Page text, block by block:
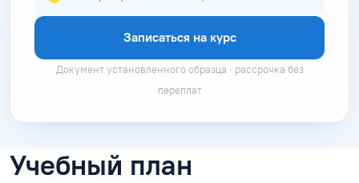
Записаться на курс
Документ установленного образца · рассрочка без
переплат
Учебный план